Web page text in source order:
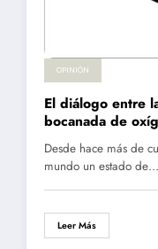
OPINIÓN
El diálogo entre
bocanada de
Desde hace más de
mundo un estado de…
Leer Más